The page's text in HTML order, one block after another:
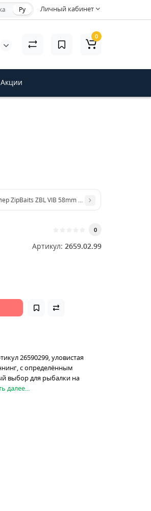
Личный кабинет
Ру
0
Акции
130mm 21.0g #717 3D Realism
ZipBaits ZBL VIB 58mm 13.0g #628
0
Артикул: 2659.02.99
26590299, уловистая
с определённым
выбор для рыбалки на
далее...